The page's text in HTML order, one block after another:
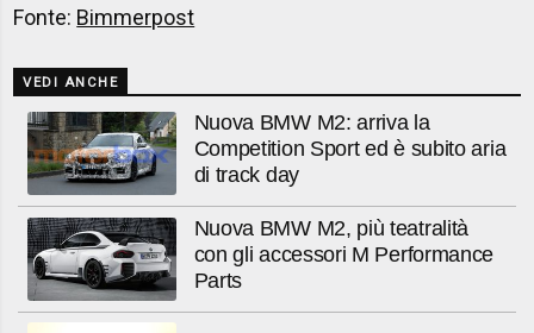
Fonte: Bimmerpost
VEDI ANCHE
Nuova BMW M2: arriva la
Competition Sport ed è subito aria
di track day
Nuova BMW M2, più teatralità
con gli accessori M Performance
Parts